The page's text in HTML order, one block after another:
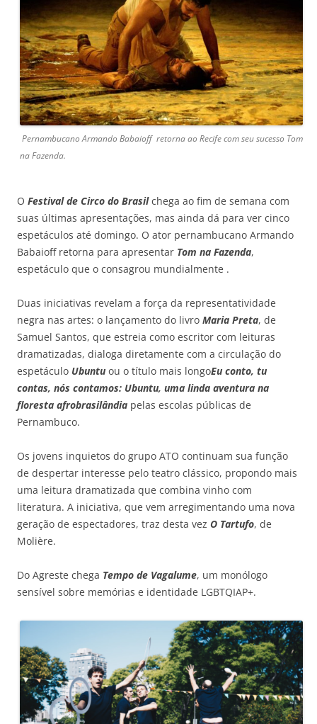
Pernambucano Armando Babaioff retorna ao Recife com seu sucesso Tom
na Fazenda.
O Festival de Circo do Brasilchega ao fim de semana com
suas últimas apresentações, mas ainda dá para ver cinco
espetáculos até domingo. O ator pernambucano Armando
Babaioff retorna para apresentar Tom na Fazenda,
espetáculo que o consagrou mundialmente .
Duas iniciativas revelam a força da representatividade
negra nas artes: o lançamento do livro Maria Preta, de
Samuel Santos, que estreia como escritor com leituras
dramatizadas, dialoga diretamente com a circulação do
espetáculo Ubuntu ou o título mais longoEu conto, tu
contas, nós contamos: Ubuntu, uma linda aventura na
floresta afrobrasilândia pelas escolas públicas de
Pernambuco.
Os jovens inquietos do grupo ATO continuam sua função
de despertar interesse pelo teatro clássico, propondo mais
uma leitura dramatizada que combina vinho com
literatura. A iniciativa, que vem arregimentando uma nova
geração de espectadores, traz desta vez O Tartufo, de
Molière.
Do Agreste chega Tempo de Vagalume, um monólogo
sensível sobre memórias e identidade LGBTQIAP+.